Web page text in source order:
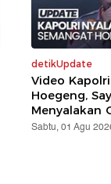
detikUpdate
Video
Hoegeng,
Menyalakan
Sabtu, 01 Agu